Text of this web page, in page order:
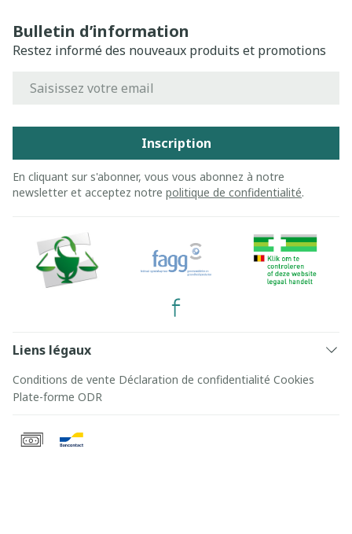
Bulletin d’information
Restez informé des nouveaux produits et promotions
Inscription
En cliquant sur s'abonner, vous vous abonnez à notre
newsletter et acceptez notre politique de confidentialité.
Liens légaux
Conditions de vente Déclaration de confidentialité Cookies
Plate-forme ODR